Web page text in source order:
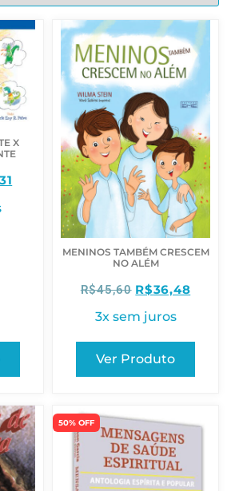
X
MENINOS TAMBÉM CRESCEM
NO ALÉM
R$45,60 R$36,48
3x sem juros
Ver Produto
50% OFF